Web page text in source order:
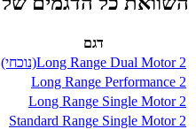
דגם
2 Long Range Dual Motor
(נוכחי)
2 Long Range Performance
2 Long Range Single Motor
2 Standard Range Single Motor